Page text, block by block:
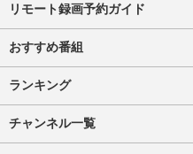
リモート録画予約ガイド
おすすめ番組
ランキング
チャンネル一覧